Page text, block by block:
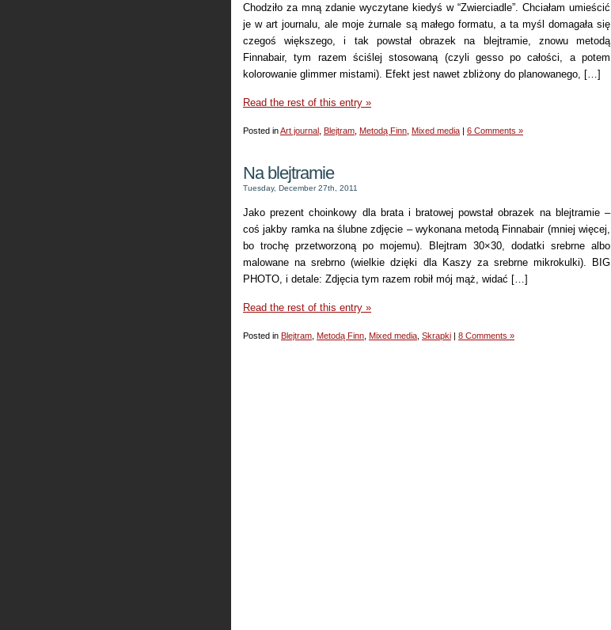
Chodziło za mną zdanie wyczytane kiedyś w “Zwierciadle”. Chciałam umieścić
je w art journalu, ale moje żurnale są małego formatu, a ta myśl domagała się
czegoś większego, i tak powstał obrazek na blejtramie, znowu metodą
Finnabair, tym razem ściślej stosowaną (czyli gesso po całości, a potem
kolorowanie glimmer mistami). Efekt jest nawet zbliżony do planowanego, […]
Read the rest of this entry »
Posted inArt journal Blejtram Metodą Finn Mixed media | 6 Comments »
Na blejtramie
Tuesday, December 27th, 2011
Jako prezent choinkowy dla brata i bratowej powstał obrazek na blejtramie –
coś jakby ramka na ślubne zdjęcie – wykonana metodą Finnabair (mniej więcej,
bo trochę przetworzoną po mojemu). Blejtram 30×30, dodatki srebrne albo
malowane na srebrno (wielkie dzięki dla Kaszy za srebrne mikrokulki). BIG
PHOTO, i detale: Zdjęcia tym razem robił mój mąż, widać […]
Read the rest of this entry »
Posted in Blejtram Metodą Finn Mixed media Skrapki | 8 Comments »